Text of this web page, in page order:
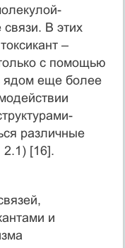
В этих
–
с помощью
ядом еще более
различные
2.1) [16].
и